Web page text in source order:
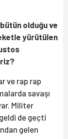
olduğu ve
yürütülen
ve rap rap
savaşı
Militer
de geçti
gelen